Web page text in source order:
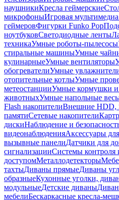
наушникиКресла геймерские
микрофоныИгровая
геймеровФигурки Funko Pop
ноутбуковСветодиодные ленты
техникаУмные роботы-пылесосы
стиральные машиныУмные
кулинарныеУмные вентиляторы
обогревателиУмные
отопительные котлыУмные
метеостанцииУмные кормушки и
животныхУмные напольные
Flash накопителиВнешние HDD,
памятиСетевые накопители
дискиНаблюдение и
видеонаблюденияАксессуары
вызывные панелиДатчики для
сигнализацииСистемы контроля
доступомМеталлодетекторы
тахтыДиваны прямыеДиваны
образныеКухонные уголки,
модульныеДетские диваны
мебелиБескаркасные кресла-